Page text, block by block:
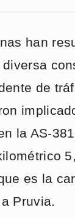
han
de
la AS-
es la
Pruvia.